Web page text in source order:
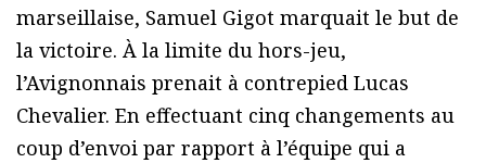
marseillaise, Samuel Gigot marquait le but de
la victoire. À la limite du hors-jeu,
l’Avignonnais prenait à contrepied Lucas
Chevalier. En effectuant cinq changements au
coup d’envoi par rapport à l’équipe qui a